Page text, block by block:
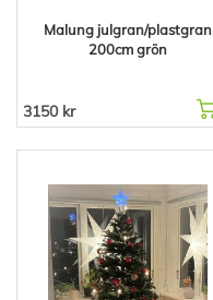
Malung julgran/plastgran
200cm grön
3150 kr